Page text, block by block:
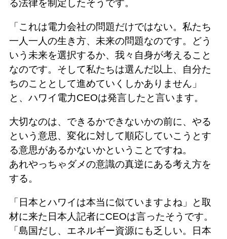
る法律を制定したそうです。
「これは電力会社の問題だけではない。私たち
一人一人の生き方、未来の問題なのです。どう
いう未来を選択するか、我々自身が考えること
なのです。そして私たちは選んだ以上、自分た
ちのこととして進めていくしかありません」
と、ハワイ電力CEOは発言したと言います。
大切なのは、できるかできないかの前に、やる
という意思、変化に対して順応していこうとす
る意思があるかないかということですね。
あれやっちゃダメの意識の真逆にある考え方を
する。
「日本とハワイは本当に似ていますよね」と取
材に来た日本人記者にCEOは言ったそうです。
「島国だし、エネルギー資源にも乏しい。日本